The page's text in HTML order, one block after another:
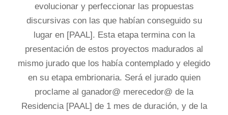
evolucionar y perfeccionar las propuestas
discursivas con las que habían conseguido su
lugar en [PAAL]. Esta etapa termina con la
presentación de estos proyectos madurados al
mismo jurado que los había contemplado y elegido
en su etapa embrionaria. Será el jurado quien
proclame al ganador@ merecedor@ de la
Residencia [PAAL] de 1 mes de duración, y de la